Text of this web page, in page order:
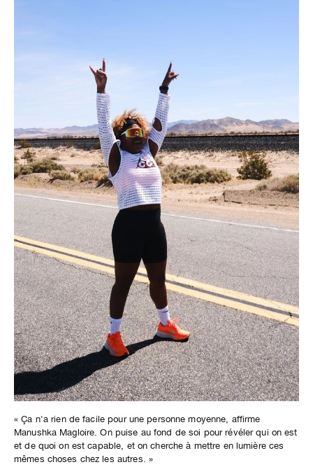
« Ça n'a rien de facile pour une personne moyenne, affirme
Manushka Magloire. On puise au fond de soi pour révéler qui on est
et de quoi on est capable, et on cherche à mettre en lumière ces
mêmes choses chez les autres. »